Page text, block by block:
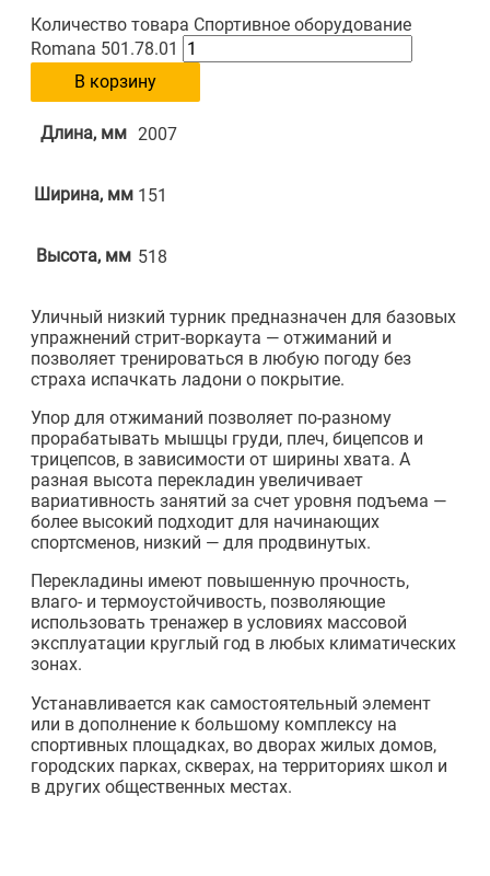
Количество товара Спортивное оборудование
Romana 501.78.01
В корзину
Длина, мм 2007
Ширина, мм 151
Высота, мм 518
Уличный низкий турник предназначен для базовых
упражнений стрит-воркаута — отжиманий и
позволяет тренироваться в любую погоду без
страха испачкать ладони о покрытие.
Упор для отжиманий позволяет по-разному
прорабатывать мышцы груди, плеч, бицепсов и
трицепсов, в зависимости от ширины хвата. А
разная высота перекладин увеличивает
вариативность занятий за счет уровня подъема —
более высокий подходит для начинающих
спортсменов, низкий — для продвинутых.
Перекладины имеют повышенную прочность,
влаго- и термоустойчивость, позволяющие
использовать тренажер в условиях массовой
эксплуатации круглый год в любых климатических
зонах.
Устанавливается как самостоятельный элемент
или в дополнение к большому комплексу на
спортивных площадках, во дворах жилых домов,
городских парках, скверах, на территориях школ и
в других общественных местах.